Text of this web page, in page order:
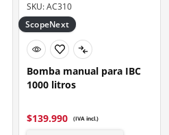
SKU: AC310
ScopeNext
Bomba manual para IBC
1000 litros
$139.990 (IVA incl.)